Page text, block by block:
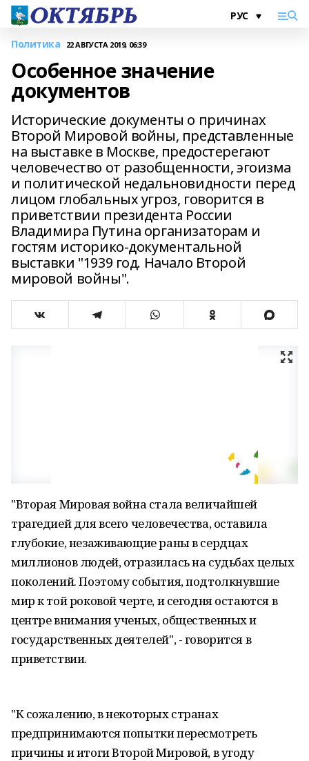
Политика 22 АВГУСТА 2019, 06:39
Особенное значение
документов
Исторические документы о причинах
Второй Мировой войны, представленные
на выставке в Москве, предостерегают
человечество от разобщенности, эгоизма
и политической недальновидности перед
лицом глобальных угроз, говорится в
приветствии президента России
Владимира Путина организаторам и
гостям историко-документальной
выставки "1939 год. Начало Второй
мировой войны".
"Вторая Мировая война стала величайшей
трагедией для всего человечества, оставила
глубокие, незаживающие раны в сердцах
миллионов людей, отразилась на судьбах целых
поколений. Поэтому события, подтолкнувшие
мир к той роковой черте, и сегодня остаются в
центре внимания ученых, общественных и
государственных деятелей", - говорится в
приветствии.
"К сожалению, в некоторых странах
предпринимаются попытки пересмотреть
причины и итоги Второй Мировой, в угоду